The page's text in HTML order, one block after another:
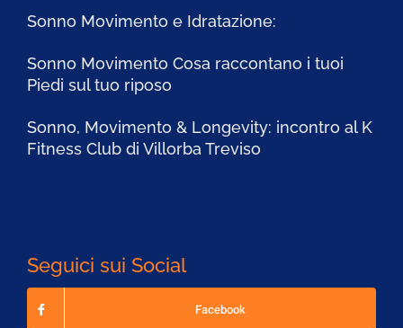
Sonno Movimento e Idratazione:
Sonno Movimento Cosa raccontano i tuoi
Piedi sul tuo riposo
Sonno, Movimento & Longevity: incontro al K
Fitness Club di Villorba Treviso
Seguici sui Social
Facebook